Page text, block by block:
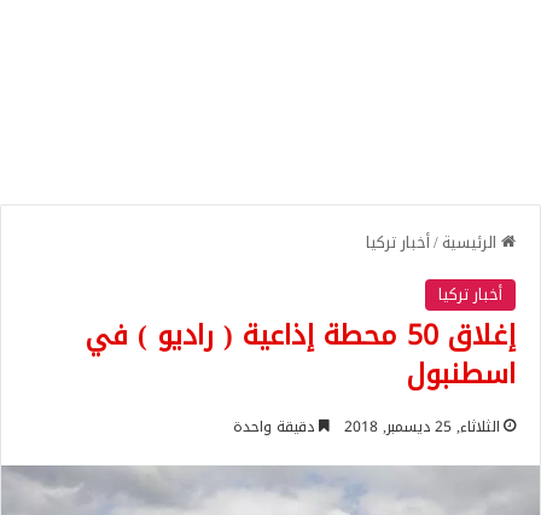
الرئيسية/أخبار تركيا
أخبار تركيا
إغلاق 50 محطة إذاعية ( راديو ) في
اسطنبول
الثلاثاء, 25 ديسمبر, 2018 دقيقة واحدة